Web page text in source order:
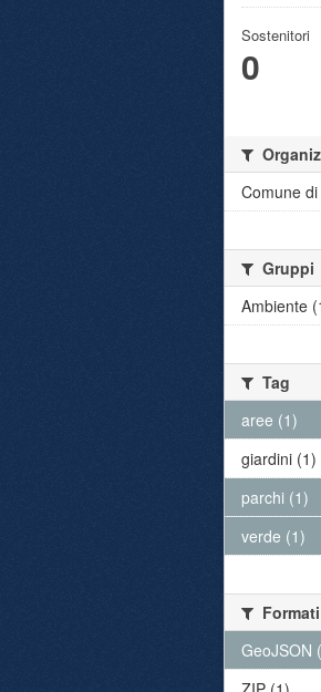
Sostenitori
0
Comune
Gruppi
Ambiente
Tag
aree (1)
giardini (1)
parchi (1)
verde (1)
Formati
GeoJSON